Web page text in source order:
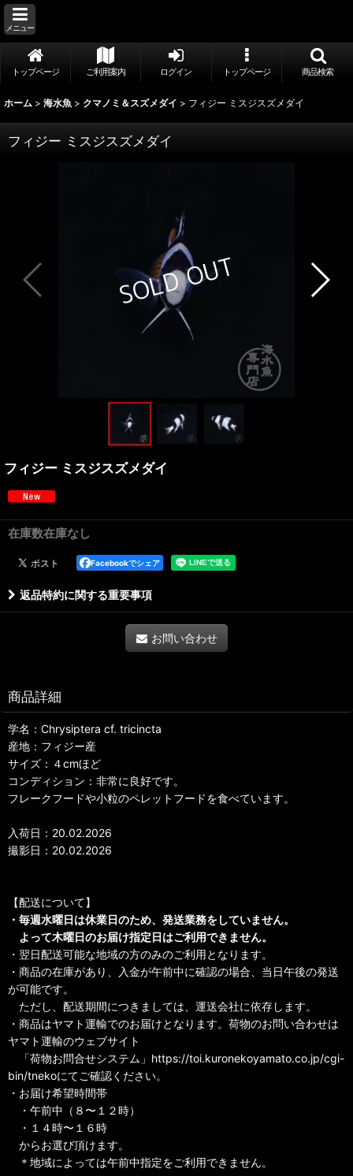
メニュー
トップページ ご利用案内 ログイン トップページ 商品検索
ホーム > 海水魚 > クマノミ＆スズメダイ > フィジー ミスジスズメダイ
フィジー ミスジスズメダイ
フィジー ミスジスズメダイ
在庫数在庫なし
Facebookでシェア
返品特約に関する重要事項
お問い合わせ
商品詳細
学名：Chrysiptera cf. tricincta
産地：フィジー産
サイズ：４cmほど
コンディション：非常に良好です。
フレークフードや小粒のペレットフードを食べています。
入荷日：20.02.2026
撮影日：20.02.2026
【配送について】
・毎週水曜日は休業日のため、発送業務をしていません。
よって木曜日のお届け指定日はご利用できません。
・翌日配送可能な地域の方のみのご利用となります。
・商品の在庫があり、入金が午前中に確認の場合、当日午後の発送
が可能です。
ただし、配送期間につきましては、運送会社に依存します。
・商品はヤマト運輸でのお届けとなります。荷物のお問い合わせは
ヤマト運輸のウェブサイト
「荷物お問合せシステム」https://toi.kuronekoyamato.co.jp/cgi-
bin/tnekoにてご確認ください。
・お届け希望時間帯
・午前中（８〜１２時）
・１４時〜１６時
からお選び頂けます。
＊地域によっては午前中指定をご利用できません。